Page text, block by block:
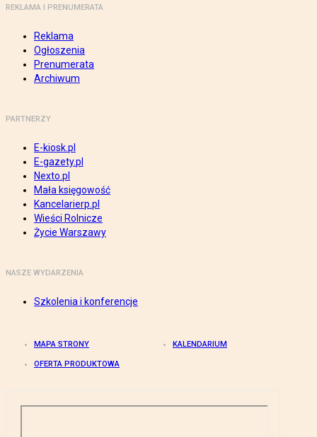
REKLAMA I PRENUMERATA
Reklama
Ogłoszenia
Prenumerata
Archiwum
PARTNERZY
E-kiosk.pl
E-gazety.pl
Nexto.pl
Mała księgowość
Kancelarierp.pl
Wieści Rolnicze
Życie Warszawy
NASZE WYDARZENIA
Szkolenia i konferencje
MAPA STRONY KALENDARIUM
OFERTA PRODUKTOWA